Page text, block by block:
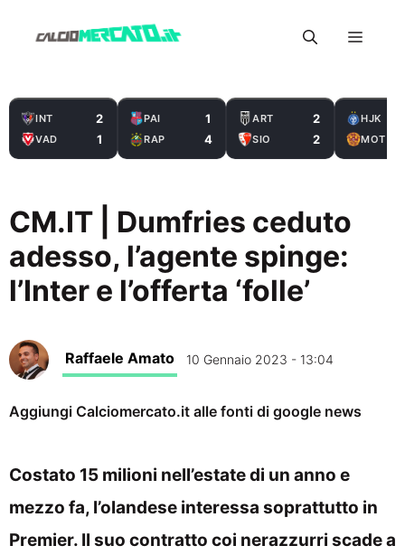
Menu
INT 2
VAD 1
PAI 1
RAP 4
ART 2
SIO 2
HJK
MOT
CM.IT | Dumfries ceduto
adesso, l’agente spinge:
l’Inter e l’offerta ‘folle’
Raffaele Amato 10 Gennaio 2023 - 13:04
Aggiungi Calciomercato.it alle fonti di google news
Costato 15 milioni nell’estate di un anno e
mezzo fa, l’olandese interessa soprattutto in
Premier. Il suo contratto coi nerazzurri scade a